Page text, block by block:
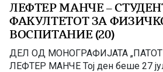
ЛЕФТЕР МАНЧЕ –
ФАКУЛТЕТОТ ЗА
ВОСПИТАНИЕ (20)
ДЕЛ ОД МОНОГРАФИЈАТА
ЛЕФТЕР МАНЧЕ Тој ден беше 27